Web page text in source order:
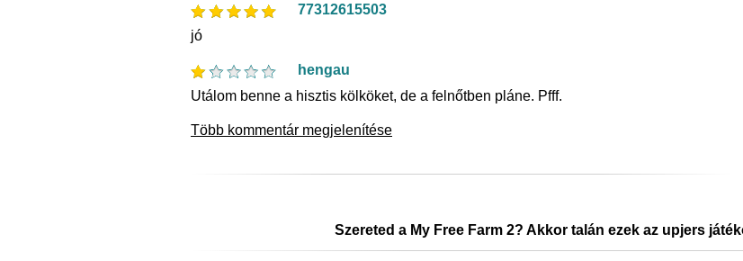
77312615503
jó
hengau
Utálom benne a hisztis kölköket, de a felnőtben pláne. Pfff.
Több kommentár megjelenítése
Szereted a My Free Farm 2? Akkor talán ezek az upjers